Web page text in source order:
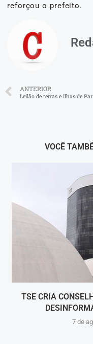
reforçou o prefeito.
ANTERIOR
Leilão
VOCÊ
TSE CRIA
7 de